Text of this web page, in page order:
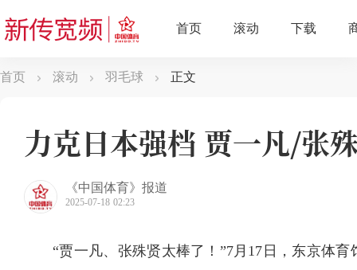
首页 滚动 羽毛球 正文
力克日本强档 贾一凡/张
《中国体育》报道
2025-07-18 02:23
“贾一凡、张殊贤太棒了！”7月17日，东京体